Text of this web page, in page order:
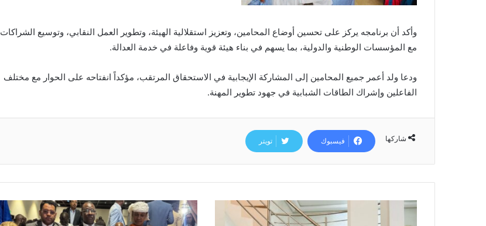
وأكد أن برنامجه يركز على تحسين أوضاع المحامين، وتعزيز استقلالية الهيئة، وتطوير العمل النقابي، وتوسيع الشراكات
مع المؤسسات الوطنية والدولية، بما يسهم في بناء هيئة قوية وفاعلة في خدمة العدالة.
ودعا ولد أعمر جميع المحامين إلى المشاركة الإيجابية في الاستحقاق المرتقب، مؤكداً انفتاحه على الحوار مع مختلف
الفاعلين وإشراك الطاقات الشبابية في جهود تطوير المهنة.
شاركها فيسبوك تويتر